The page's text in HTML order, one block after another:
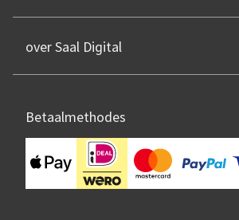
over Saal Digital
Betaalmethodes